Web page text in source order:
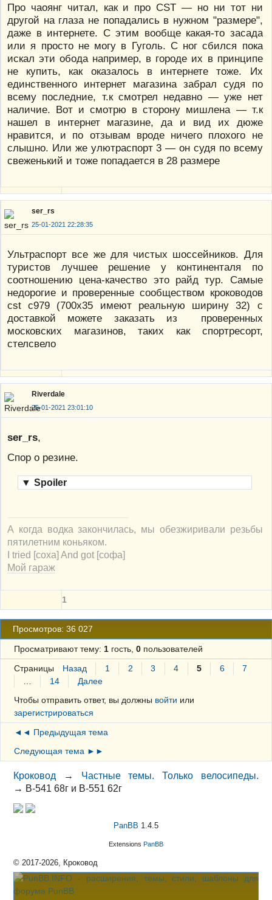
Про чаоянг читал, как и про CST — но ни тот ни
другой на глаза не попадались в нужном "размере",
даже в интернете. С этим вообще какая-то засада
или я просто не могу в Гуголь. С ног сбился пока
искал эти обода например, в городе их в принципе
не купить, как оказалось в интернете тоже. Их
единственного интернет магазина забрал судя по
всему последние, т.к смотрел недавно — уже нет
наличие. Вот и смотрю в сторону мишлена — т.к
нашел в интернет магазине, да и вид их дюже
нравится, и по отзывам вроде ничего плохого не
слышно. Или же улютраспорт 3 — он судя по всему
свеженький и тоже попадается в 28 размере
ser_rs
25-01-2021 22:28:35
Ультраспорт все же для чистых шоссейников. Для
туристов лучшее решение у континенталя по
соотношению цена-качество это райд тур. Самые
недорогие и проверенные сообществом кроководов
cst c979 (700х35 имеют реальную ширину 32) с
доставкой можете заказать из проверенных
московских магазинов, таких как спортресорт,
стелсвело
Riverdale
25-01-2021 23:01:10
ser_rs,
Спор о резине.
▼ Spoiler
А когда водка закончилась, мы обезжиривали резьбы
пятилетним коньяком.
I tried [соха] And got [софа]
Мой гараж
1
Просмотров: 36 027
Просматривают тему: 1гость, 0пользователей
Страницы Назад 1 2 3 4 5 6
7
14
Далее
Чтобы отправить ответ, вы должны войти или
зарегистрироваться
◄◄ Предыдущая тема
Следующая тема ►►
Кроковод → Частные темы. Только велосипеды.
→ В-541 68г и В-551 62г
PanBB 1.4.5
Extensions PanBB
© 2017-2026, Кроковод